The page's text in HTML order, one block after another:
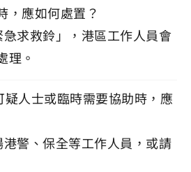
，應如何處置？
求救鈴」，港區工作人員會
理。
人士或臨時需要協助時，應
警、保全等工作人員，或請